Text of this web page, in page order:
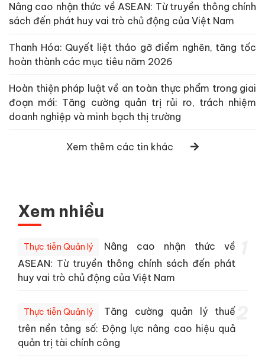
Nâng cao nhận thức về ASEAN: Từ truyền thông chính
sách đến phát huy vai trò chủ động của Việt Nam
Thanh Hóa: Quyết liệt tháo gỡ điểm nghẽn, tăng tốc
hoàn thành các mục tiêu năm 2026
Hoàn thiện pháp luật về an toàn thực phẩm trong giai
đoạn mới: Tăng cường quản trị rủi ro, trách nhiệm
doanh nghiệp và minh bạch thị trường
Xem thêm các tin khác
Xem nhiều
Thực tiễn Quản lý
Nâng cao nhận thức về
ASEAN: Từ truyền thông chính sách đến phát
huy vai trò chủ động của Việt Nam
Thực tiễn Quản lý
Tăng cường quản lý thuế
trên nền tảng số: Động lực nâng cao hiệu quả
quản trị tài chính công